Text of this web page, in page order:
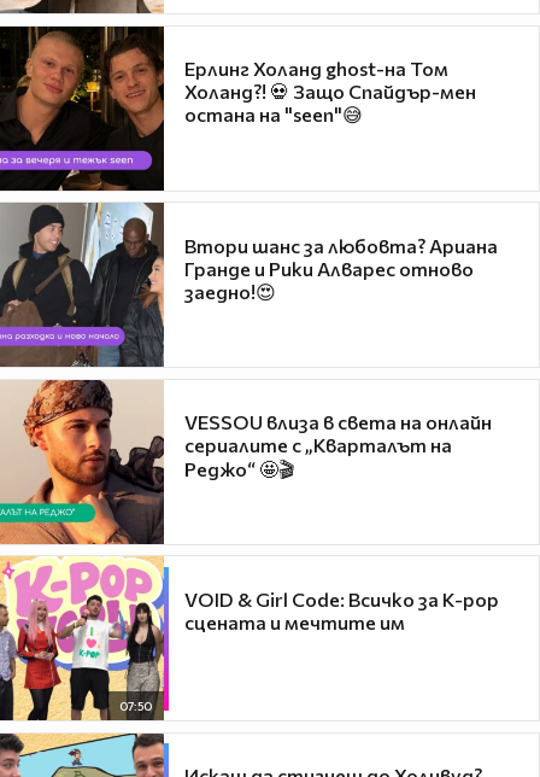
Ерлинг Холанд ghost-на Том
Холанд?! 💀 Защо Спайдър-мен
остана на "seen"😅
Втори шанс за любовта? Ариана
Гранде и Рики Алварес отново
заедно!😍
VESSOU влиза в света на онлайн
сериалите с „Кварталът на
Реджо“ 🤩🎬
07:50
VOID & Girl Code: Всичко за K-pop
сцената и мечтите им